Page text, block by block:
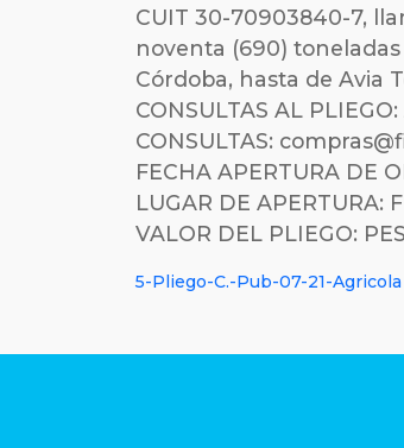
CUIT 30-70903840-7,
noventa (690)
Córdoba, hasta de Avia
CONSULTAS AL
CONSULTAS:
FECHA APERTURA DE
LUGAR DE APERTURA:
VALOR DEL PLIEGO:
5-Pliego-C.-Pub-07-21-Agricola